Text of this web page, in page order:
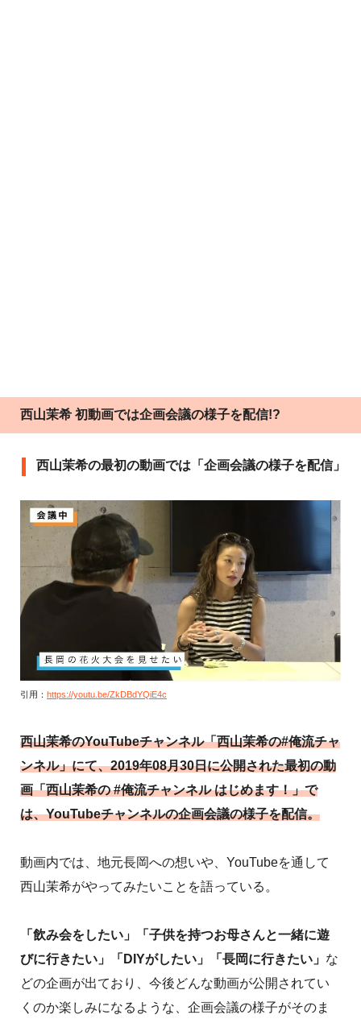
西山茉希 初動画では企画会議の様子を配信!?
西山茉希の最初の動画では「企画会議の様子を配信」
引用： https://youtu.be/ZkDBdYQiE4c
西山茉希のYouTubeチャンネル「西山茉希の#俺流チャ
ンネル」にて、2019年08月30日に公開された最初の動
画「西山茉希の #俺流チャンネル はじめます！」で
は、YouTubeチャンネルの企画会議の様子を配信。
動画内では、地元長岡への想いや、YouTubeを通して
西山茉希がやってみたいことを語っている。
「飲み会をしたい」「子供を持つお母さんと一緒に遊
びに行きたい」「DIYがしたい」「長岡に行きたい」 な
どの企画が出ており、今後どんな動画が公開されてい
くのか楽しみになるような、企画会議の様子がそのま